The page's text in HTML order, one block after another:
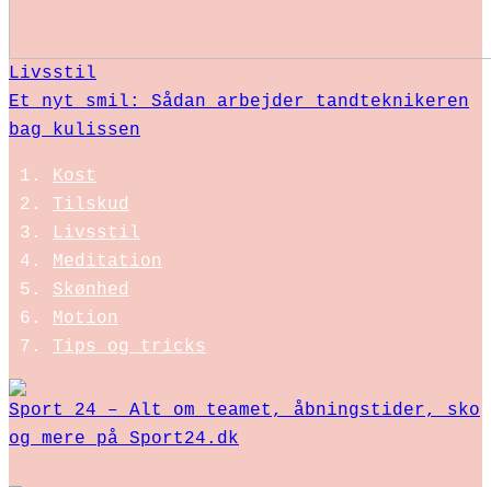
Livsstil
Et nyt smil: Sådan arbejder tandteknikeren
bag kulissen
Kost
Tilskud
Livsstil
Meditation
Skønhed
Motion
Tips og tricks
Sport 24 – Alt om teamet, åbningstider, sko
og mere på Sport24.dk